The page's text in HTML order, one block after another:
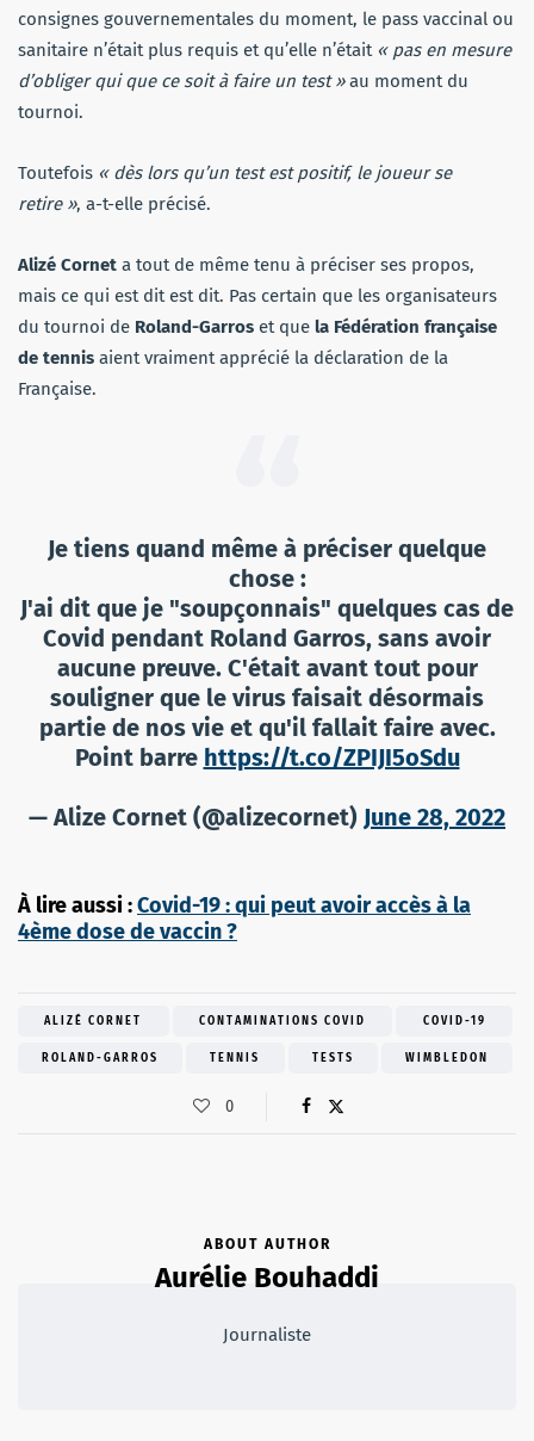
consignes gouvernementales du moment, le pass vaccinal ou
sanitaire n’était plus requis et qu’elle n’était « pas en mesure
d’obliger qui que ce soit à faire un test »au moment du
tournoi.
Toutefois « dès lors qu’un test est positif, le joueur se
retire », a-t-elle précisé.
Alizé Cornet a tout de même tenu à préciser ses propos,
mais ce qui est dit est dit. Pas certain que les organisateurs
du tournoi de Roland-Garros et que la Fédération française
de tennis aient vraiment apprécié la déclaration de la
Française.
Je tiens quand même à préciser quelque
chose :
J'ai dit que je "soupçonnais" quelques cas de
Covid pendant Roland Garros, sans avoir
aucune preuve. C'était avant tout pour
souligner que le virus faisait désormais
partie de nos vie et qu'il fallait faire avec.
Point barre https://t.co/ZPIJI5oSdu
— Alize Cornet (@alizecornet) June 28, 2022
À lire aussi :Covid-19 : qui peut avoir accès à la
4ème dose de vaccin ?
ALIZÉ CORNET CONTAMINATIONS COVID COVID-19
ROLAND-GARROS TENNIS TESTS WIMBLEDON
0
ABOUT AUTHOR
Aurélie Bouhaddi
Journaliste